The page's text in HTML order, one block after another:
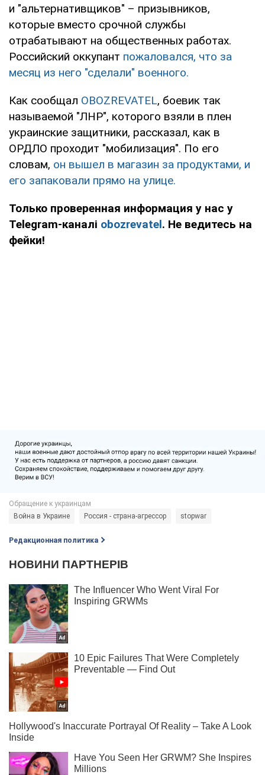
и "альтернативщиков" – призывников,
которые вместо срочной службы
отрабатывают на общественных работах.
Российский оккупант пожаловался, что за
месяц из него "сделали" военного.
Как сообщал OBOZREVATEL, боевик так
называемой "ЛНР", которого взяли в плен
украинские защитники, рассказал, как в
ОРДЛО проходит "мобилизация". По его
словам, он вышел в магазин за продуктами, и
его запаковали прямо на улице.
Только проверенная информация у нас у
Telegram-каналі obozrevatel. Не ведитесь на
фейки!
Война в Украине Россия - страна-агрессор stopwar
Редакционная политика